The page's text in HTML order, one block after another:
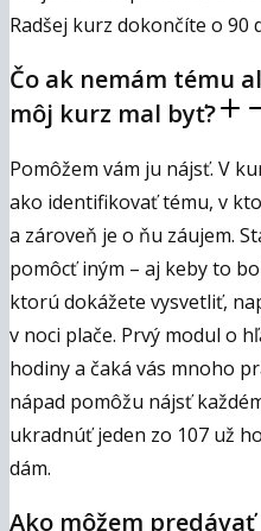
Radšej kurz dokončíte o 90
Čo ak nemám tému
môj kurz mal byť?
Pomôžem vám ju nájsť. V
ako identifikovať tému, v
a zároveň je o ňu záujem.
pomôcť iným – aj keby to
ktorú dokážete vysvetliť,
v noci plače. Prvý modul o
hodiny a čaká vás mnoho
nápad pomôžu nájsť
ukradnúť jeden zo 107 už
dám.
Ako môžem predávať